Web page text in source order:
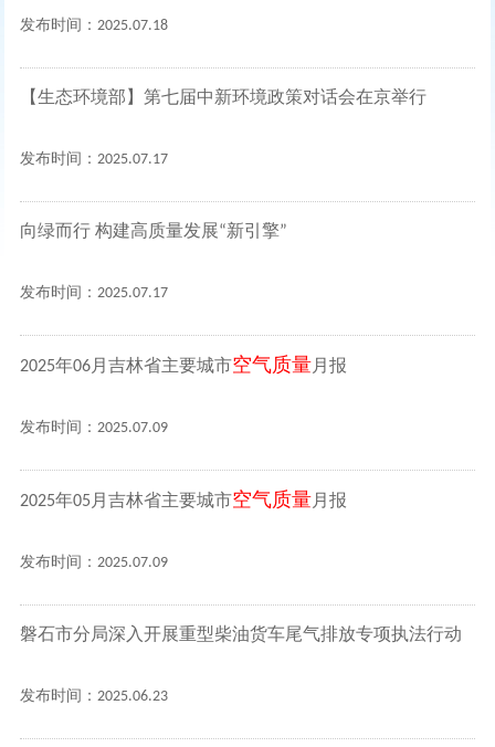
发布时间：2025.07.18
【生态环境部】第七届中新环境政策对话会在京举行
发布时间：2025.07.17
向绿而行 构建高质量发展“新引擎”
发布时间：2025.07.17
2025年06月吉林省主要城市空气质量月报
发布时间：2025.07.09
2025年05月吉林省主要城市空气质量月报
发布时间：2025.07.09
磐石市分局深入开展重型柴油货车尾气排放专项执法行动
发布时间：2025.06.23